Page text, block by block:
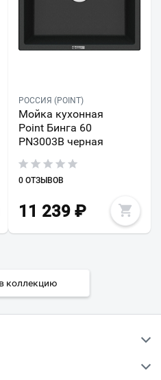
РОССИЯ (POINT)
Мойка кухонная
Point Бинга 60
PN3003B черная
0 ОТЗЫВОВ
11 239₽
коллекцию